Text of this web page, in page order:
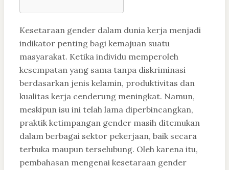
Kesetaraan gender dalam dunia kerja menjadi
indikator penting bagi kemajuan suatu
masyarakat. Ketika individu memperoleh
kesempatan yang sama tanpa diskriminasi
berdasarkan jenis kelamin, produktivitas dan
kualitas kerja cenderung meningkat. Namun,
meskipun isu ini telah lama diperbincangkan,
praktik ketimpangan gender masih ditemukan
dalam berbagai sektor pekerjaan, baik secara
terbuka maupun terselubung. Oleh karena itu,
pembahasan mengenai kesetaraan gender